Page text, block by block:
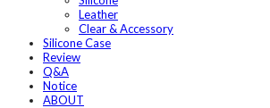
Leather
Clear & Accessory
Silicone Case
Review
Q&A
Notice
ABOUT